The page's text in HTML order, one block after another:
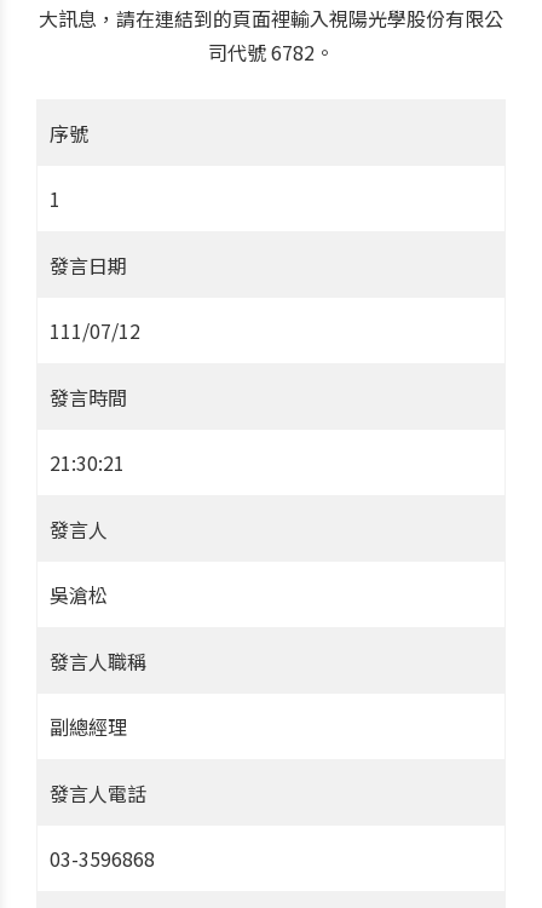
大訊息，請在連結到的頁面裡輸入視陽光學股份有限公
司代號 6782。
序號
1
發言日期
111/07/12
發言時間
21:30:21
發言人
吳滄松
發言人職稱
副總經理
發言人電話
03-3596868